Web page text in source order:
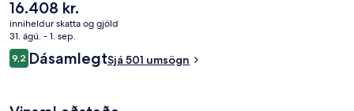
Núverandi
verð
er
16.408 kr.
16.408 kr.
inniheldur skatta og gjöld
31. ágú. - 1. sep.
Umsagnir
9,29,2 af 10
DásamlegtSjá 501 umsögn